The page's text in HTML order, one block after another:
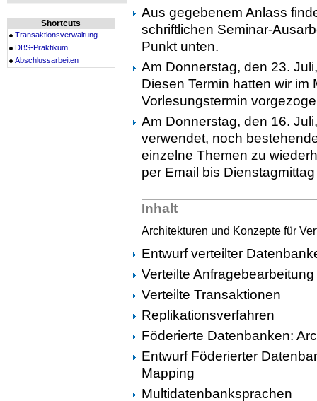
Shortcuts
Transaktionsverwaltung
DBS-Praktikum
Abschlussarbeiten
Aus gegebenem Anlass
schriftlichen Seminar-
Punkt unten.
Am Donnerstag, den 23.
Diesen Termin hatten wir
Vorlesungstermin
Am Donnerstag, den 16.
verwendet, noch
einzelne Themen zu
per Email bis
Inhalt
Architekturen und Konzepte für
Entwurf verteilter
Verteilte Anfragebearbeitung
Verteilte Transaktionen
Replikationsverfahren
Föderierte Datenbanken:
Entwurf Föderierter
Mapping
Multidatenbanksprachen